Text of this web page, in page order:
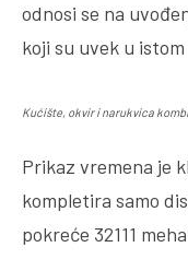
odnosi se na
koji su uvek u
Kućište, okvir i narukvica
Prikaz vremena je
kompletira samo
pokreće 32111